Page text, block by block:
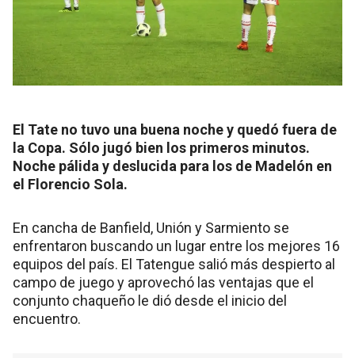
El Tate no tuvo una buena noche y quedó fuera de
la Copa. Sólo jugó bien los primeros minutos.
Noche pálida y deslucida para los de Madelón en
el Florencio Sola.
En cancha de Banfield, Unión y Sarmiento se
enfrentaron buscando un lugar entre los mejores 16
equipos del país. El Tatengue salió más despierto al
campo de juego y aprovechó las ventajas que el
conjunto chaqueño le dió desde el inicio del
encuentro.